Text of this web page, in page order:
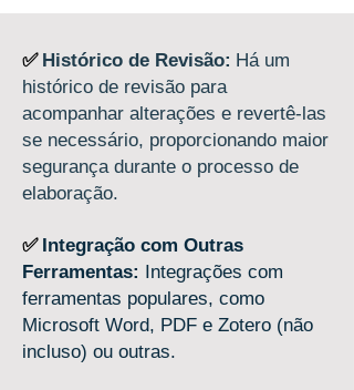
✅ Histórico de Revisão: Há um
histórico de revisão para
acompanhar alterações e revertê-las
se necessário, proporcionando maior
segurança durante o processo de
elaboração.
✅ Integração com Outras
Ferramentas: Integrações com
ferramentas populares, como
Microsoft Word, PDF e Zotero (não
incluso) ou outras.